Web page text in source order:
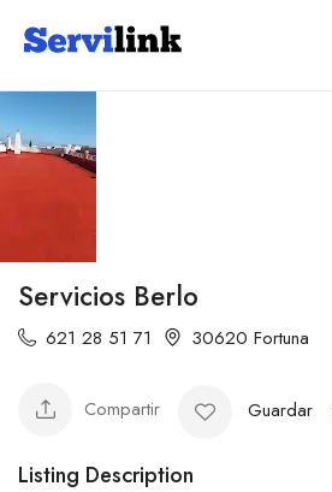
Servicios Berlo
621 28 51 71 30620 Fortuna
Compartir Guardar
Listing Description